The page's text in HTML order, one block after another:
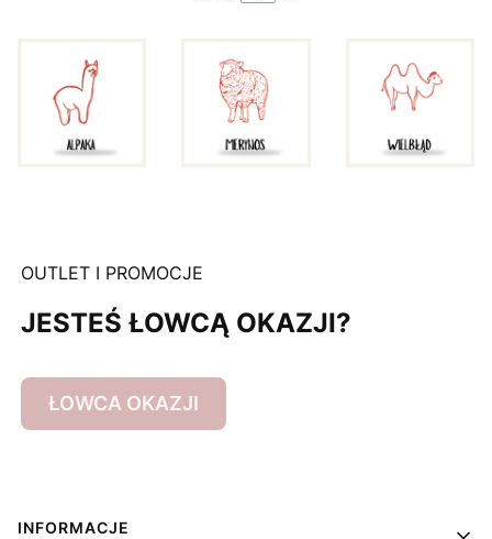
OUTLET I PROMOCJE
JESTEŚ ŁOWCĄ OKAZJI?
ŁOWCA OKAZJI
Linki w stopce
INFORMACJE